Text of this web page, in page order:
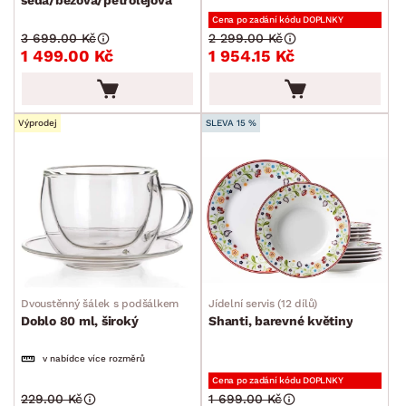
Pánve
Plechy a pekáče
Příbory
Vařečky a naběračky
Jídelní servis
Příslušenství ke kávě a čaji
Kuchyňské nože
Dózy
Džbány a karafy
Cukrářské potřeby
1 499.00 Kč
3 699.00 Kč
Cena po zadání kódu DOPLNKY
1 954.15 Kč
2 299.00 Kč
Výprodej
Dvoustěnný šálek s podšálkem
Doblo 80 ml, široký
v nabídce více rozměrů
229.00 Kč
SLEVA 15 %
Jídelní servis (12 dílů)
Shanti, barevné květiny
Cena po zadání kódu DOPLNKY
1 699.00 Kč